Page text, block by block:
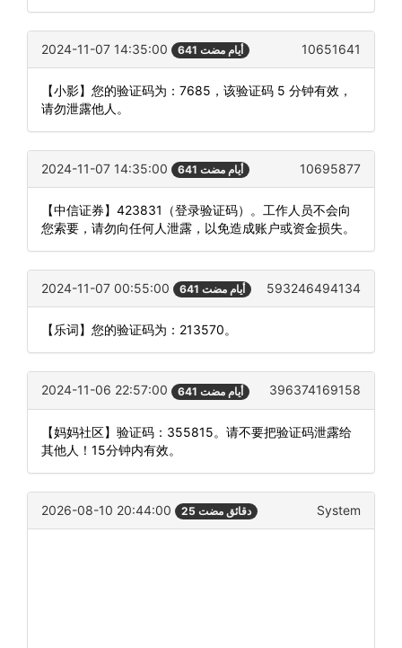
2024-11-07 14:35:00 641 أيام مضت 10651641
【小影】您的验证码为：7685，该验证码 5 分钟有效，
请勿泄露他人。
2024-11-07 14:35:00 641 أيام مضت 10695877
【中信证券】423831（登录验证码）。工作人员不会向
您索要，请勿向任何人泄露，以免造成账户或资金损失。
2024-11-07 00:55:00 641 أيام مضت 593246494134
【乐词】您的验证码为：213570。
2024-11-06 22:57:00 641 أيام مضت 396374169158
【妈妈社区】验证码：355815。请不要把验证码泄露给
其他人！15分钟内有效。
2026-08-10 20:44:00 25 دقائق مضت System